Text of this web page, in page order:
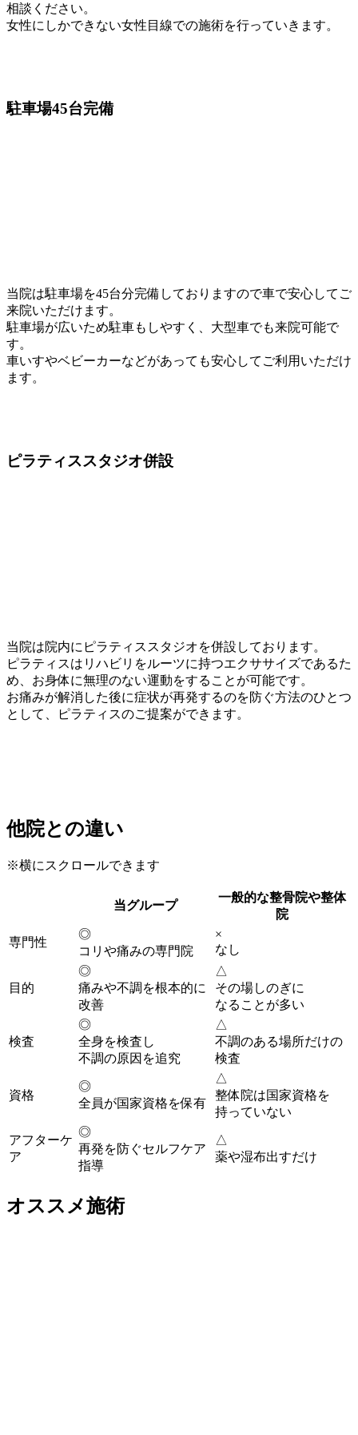
相談ください。
女性にしかできない女性目線での施術を行っていきます。
駐車場45台完備
当院は駐車場を45台分完備しておりますので車で安心してご
来院いただけます。
駐車場が広いため駐車もしやすく、大型車でも来院可能で
す。
車いすやベビーカーなどがあっても安心してご利用いただけ
ます。
ピラティススタジオ併設
当院は院内にピラティススタジオを併設しております。
ピラティスはリハビリをルーツに持つエクササイズであるた
め、お身体に無理のない運動をすることが可能です。
お痛みが解消した後に症状が再発するのを防ぐ方法のひとつ
として、ピラティスのご提案ができます。
他院との違い
※横にスクロールできます
当グループ
一般的な整骨院や整体
院
専門性
◎
コリや痛みの専門院
×
なし
目的
◎
痛みや不調を根本的に
改善
△
その場しのぎに
なることが多い
検査
◎
全身を検査し
不調の原因を追究
△
不調のある場所だけの
検査
資格
◎
全員が国家資格を保有
△
整体院は国家資格を
持っていない
アフターケ
ア
◎
再発を防ぐセルフケア
指導
△
薬や湿布出すだけ
オススメ施術